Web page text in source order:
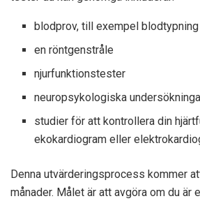
blodprov, till exempel
en röntgenstråle
njurfunktionstester
neuropsykologiska
studier för att kontrollera din
ekokardiogram eller
Denna utvärderingsprocess kommer
månader. Målet är att avgöra om du är